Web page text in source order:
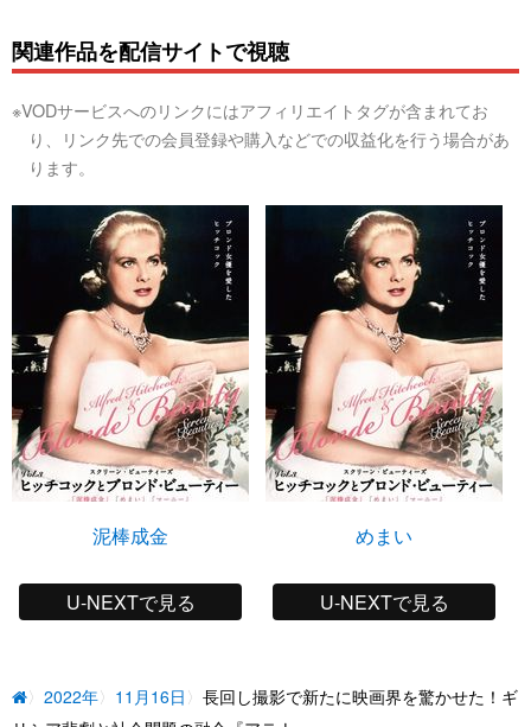
関連作品を配信サイトで視聴
※VODサービスへのリンクにはアフィリエイトタグが含まれてお
り、リンク先での会員登録や購入などでの収益化を行う場合があ
ります。
泥棒成金
U-NEXTで見る
めまい
U-NEXTで見る
2022年 11月16日
長回し撮影で新たに映画界を驚かせた！ギ